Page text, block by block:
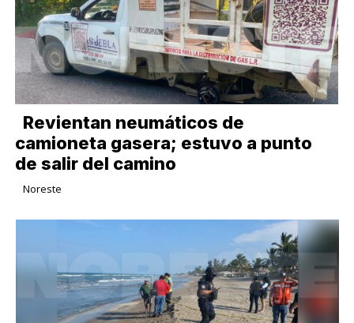
Revientan neumáticos de
camioneta gasera; estuvo a punto
de salir del camino
Noreste